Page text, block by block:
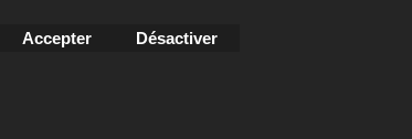
Accepter Désactiver